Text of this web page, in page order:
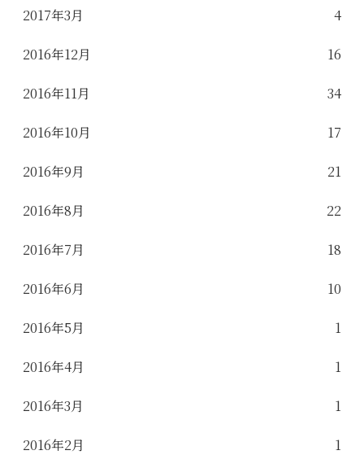
2017年3月 4
2016年12月 16
2016年11月 34
2016年10月 17
2016年9月 21
2016年8月 22
2016年7月 18
2016年6月 10
2016年5月 1
2016年4月 1
2016年3月 1
2016年2月 1